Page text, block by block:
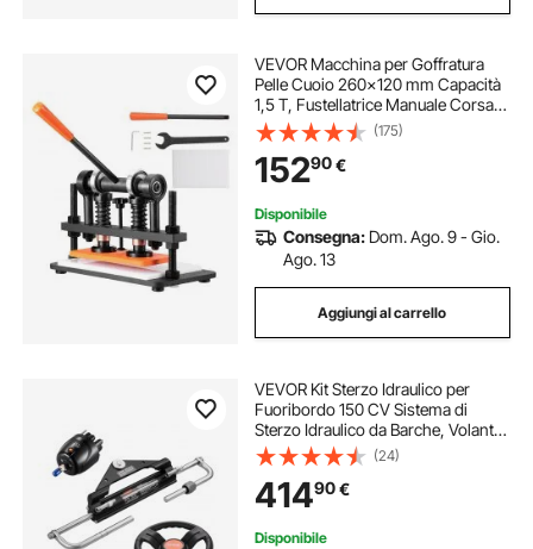
VEVOR Macchina per Goffratura
Pelle Cuoio 260x120 mm Capacità
1,5 T, Fustellatrice Manuale Corsa
Regolabile 12 mm Perforatrice
Goffratura Manuale per Pelle Carta
Espanso Plastica Gomma Vari
Materiali
(175)
15290€
Disponibile
Consegna: Dom. Ago. 9 - Gio.
Ago. 13
Aggiungi al carrello
VEVOR Kit Sterzo Idraulico per
Fuoribordo 150 CV Sistema di
Sterzo Idraulico da Barche, Volante,
Pompa del Timone, Cilindro
Idraulico e 2 Tubi Flessibili per
Imbarcazioni Monomotore a
Stazione Singola
(24)
41490€
Disponibile